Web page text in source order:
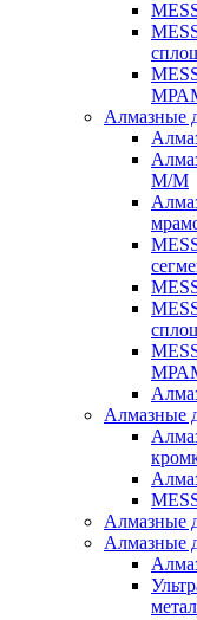
Алмазные
M/M
Алмазные
Алмазные
Алмазные